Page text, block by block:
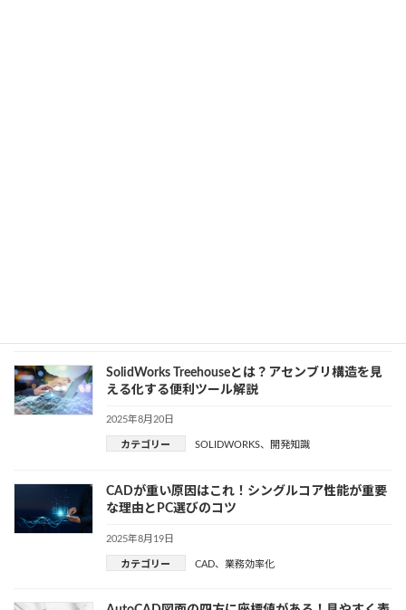
SolidWorks Treehouseとは？アセンブリ構造を見
える化する便利ツール解説
2025年8月20日
カテゴリー SOLIDWORKS、 開発知識
CADが重い原因はこれ！シングルコア性能が重要
な理由とPC選びのコツ
2025年8月19日
カテゴリー CAD、 業務効率化